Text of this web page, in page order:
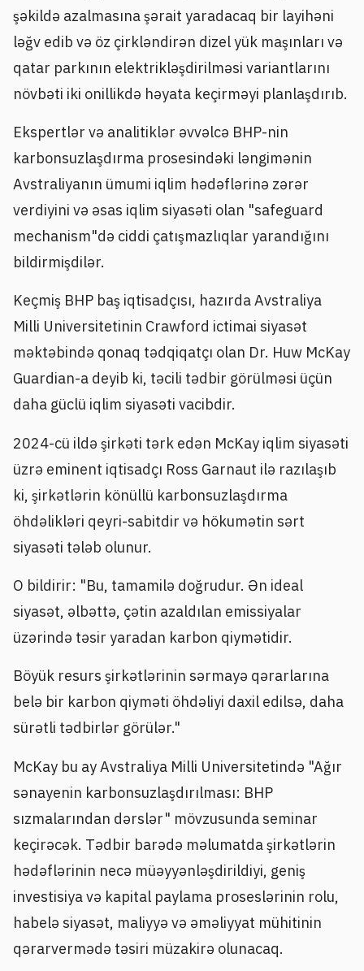
şəkildə azalmasına şərait yaradacaq bir layihəni
ləğv edib və öz çirkləndirən dizel yük maşınları və
qatar parkının elektrikləşdirilməsi variantlarını
növbəti iki onillikdə həyata keçirməyi planlaşdırıb.
Ekspertlər və analitiklər əvvəlcə BHP-nin
karbonsuzlaşdırma prosesindəki ləngimənin
Avstraliyanın ümumi iqlim hədəflərinə zərər
verdiyini və əsas iqlim siyasəti olan "safeguard
mechanism"də ciddi çatışmazlıqlar yarandığını
bildirmişdilər.
Keçmiş BHP baş iqtisadçısı, hazırda Avstraliya
Milli Universitetinin Crawford ictimai siyasət
məktəbində qonaq tədqiqatçı olan Dr. Huw McKay
Guardian-a deyib ki, təcili tədbir görülməsi üçün
daha güclü iqlim siyasəti vacibdir.
2024-cü ildə şirkəti tərk edən McKay iqlim siyasəti
üzrə eminent iqtisadçı Ross Garnaut ilə razılaşıb
ki, şirkətlərin könüllü karbonsuzlaşdırma
öhdəlikləri qeyri-sabitdir və hökumətin sərt
siyasəti tələb olunur.
O bildirir: "Bu, tamamilə doğrudur. Ən ideal
siyasət, əlbəttə, çətin azaldılan emissiyalar
üzərində təsir yaradan karbon qiymətidir.
Böyük resurs şirkətlərinin sərmayə qərarlarına
belə bir karbon qiyməti öhdəliyi daxil edilsə, daha
sürətli tədbirlər görülər."
McKay bu ay Avstraliya Milli Universitetində "Ağır
sənayenin karbonsuzlaşdırılması: BHP
sızmalarından dərslər" mövzusunda seminar
keçirəcək. Tədbir barədə məlumatda şirkətlərin
hədəflərinin necə müəyyənləşdirildiyi, geniş
investisiya və kapital paylama proseslərinin rolu,
habelə siyasət, maliyyə və əməliyyat mühitinin
qərarvermədə təsiri müzakirə olunacaq.